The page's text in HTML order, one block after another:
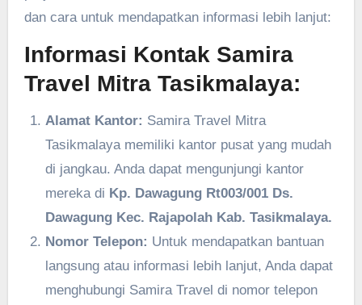
dan cara untuk mendapatkan informasi lebih lanjut:
Informasi Kontak Samira
Travel Mitra Tasikmalaya:
Alamat Kantor: Samira Travel Mitra
Tasikmalaya memiliki kantor pusat yang mudah
di jangkau. Anda dapat mengunjungi kantor
mereka di Kp. Dawagung Rt003/001 Ds.
Dawagung Kec. Rajapolah Kab. Tasikmalaya.
Nomor Telepon: Untuk mendapatkan bantuan
langsung atau informasi lebih lanjut, Anda dapat
menghubungi Samira Travel di nomor telepon